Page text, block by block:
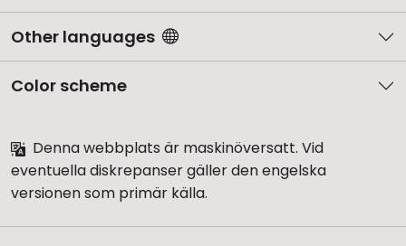
Other languages
Color scheme
Denna webbplats är maskinöversatt. Vid
eventuella diskrepanser gäller den engelska
versionen som primär källa.